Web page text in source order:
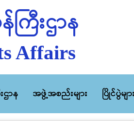
ကြီးဌာန
Affairs
ဌာန အဖွဲ့အစည်းများ ပြိုင်ပွဲများ